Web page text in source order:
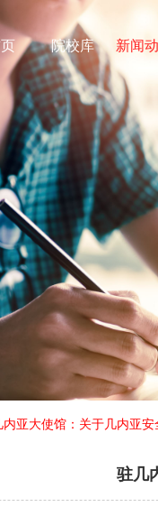
院校库 新闻
内亚大使馆：关于几内亚
驻几